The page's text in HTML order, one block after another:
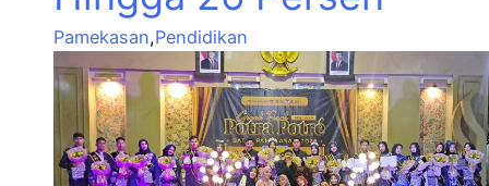
Pamekasan,Pendidikan